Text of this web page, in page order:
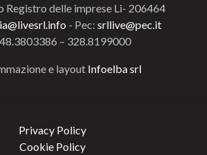
Registro delle imprese Li- 206464
- Pec: srllive@pec.it
– 328.8199000
e layout Infoelba srl
Privacy Policy
Cookie Policy